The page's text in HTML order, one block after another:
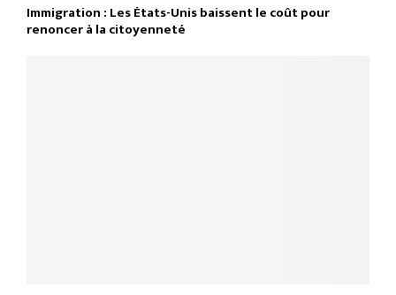
Immigration : Les États-Unis baissent le coût pour
renoncer à la citoyenneté